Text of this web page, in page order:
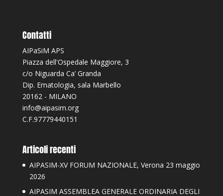
Contatti
AIPaSiM APS
Piazza dell'Ospedale Maggiore, 3
c/o Niguarda Ca’ Granda
Dip. Ematologia, sala Marbello
20162 - MILANO
info@aipasim.org
C.F.97779440151
Articoli recenti
AIPASIM-XV FORUM NAZIONALE, Verona 23 maggio
2026
AIPASIM ASSEMBLEA GENERALE ORDINARIA DEGLI